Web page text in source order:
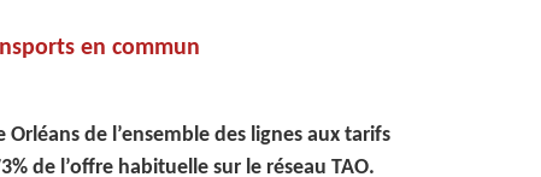
en commun
de l’ensemble des lignes aux tarifs
de l’offre habituelle sur le réseau TAO.